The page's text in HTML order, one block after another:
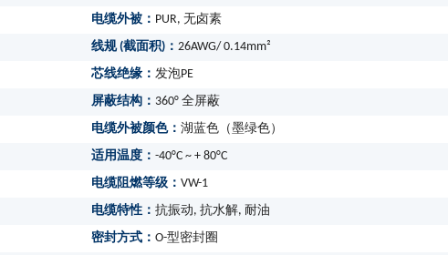
电缆外被： PUR, 无卤素
线规 (截面积)： 26AWG/ 0.14mm²
芯线绝缘： 发泡PE
屏蔽结构： 360° 全屏蔽
电缆外被颜色： 湖蓝色（墨绿色）
适用温度： -40°C ~ + 80°C
电缆阻燃等级： VW-1
电缆特性： 抗振动, 抗水解, 耐油
密封方式： O-型密封圈